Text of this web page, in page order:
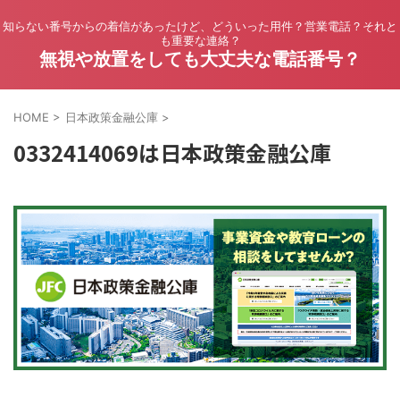
知らない番号からの着信があったけど、どういった用件？営業電話？それと
も重要な連絡？
無視や放置をしても大丈夫な電話番号？
HOME > 日本政策金融公庫 >
0332414069は日本政策金融公庫